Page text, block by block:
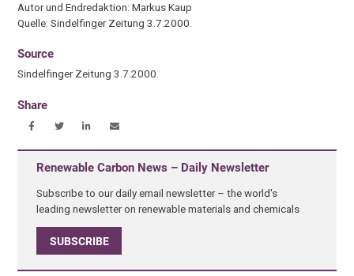
Autor und Endredaktion: Markus Kaup
Quelle: Sindelfinger Zeitung 3.7.2000.
Source
Sindelfinger Zeitung 3.7.2000.
Share
Renewable Carbon News – Daily Newsletter
Subscribe to our daily email newsletter – the world's
leading newsletter on renewable materials and chemicals
SUBSCRIBE